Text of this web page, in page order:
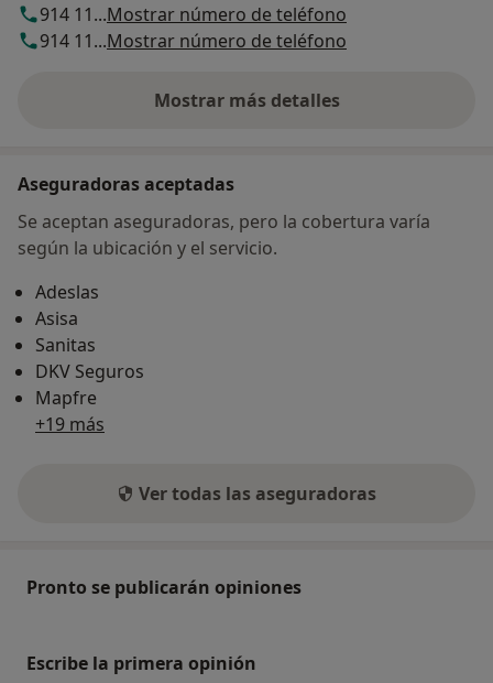
914 11...Mostrar número de teléfono
914 11...Mostrar número de teléfono
Mostrar más detalles
sobre la dirección
Aseguradoras aceptadas
Se aceptan aseguradoras, pero la cobertura varía
según la ubicación y el servicio.
Adeslas
Asisa
Sanitas
DKV Seguros
Mapfre
+19 más
Ver todas las aseguradoras
Pronto se publicarán opiniones
Escribe la primera opinión